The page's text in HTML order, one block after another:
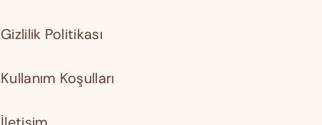
Gizlilik Politikası
Kullanım Koşulları